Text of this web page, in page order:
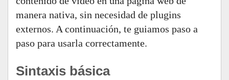
manera nativa, sin necesidad de plugins
externos. A continuación, te guiamos paso a
paso para usarla correctamente.
Sintaxis básica